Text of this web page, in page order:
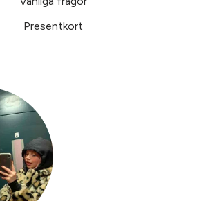
Presentkort